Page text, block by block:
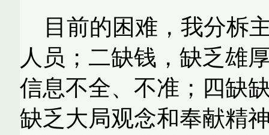
目前的困难，我分柝
人员；二缺钱，缺乏雄
信息不全、不准；四缺
缺乏大局观念和奉献精